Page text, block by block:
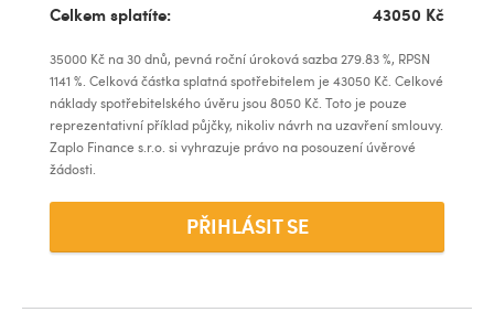
Celkem splatíte: 43050 Kč
35000 Kč na30dnů, pevná roční úroková sazba279.83%, RPSN
1141 %. Celková částka splatná spotřebitelem je 43050 Kč. Celkové
náklady spotřebitelského úvěru jsou 8050 Kč. Toto je pouze
reprezentativní příklad půjčky, nikoliv návrh na uzavření smlouvy.
Zaplo Finance s.r.o. si vyhrazuje právo na posouzení úvěrové
žádosti.
PŘIHLÁSIT SE